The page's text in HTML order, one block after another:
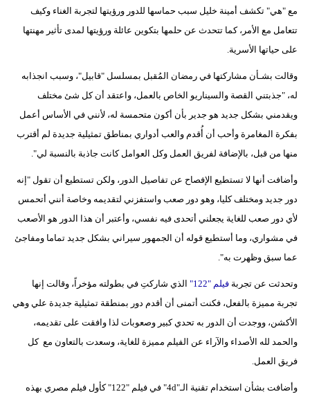
مع "هي" تكشف أمينة خليل سبب حماسها للدور ورؤيتها لتجربة الغناء وكيف
تتعامل مع الأمر، كما تتحدث عن حلمها بتكوين عائلة ورؤيتها لمدى تأثير مهنتها
على حياتها الأسرية.
وقالت بشـأن مشاركتها في رمضان المُقبل بمسلسل "قابيل"، وسبب انجذابه
له، "جذبتني القصة والسيناريو الخاص بالعمل، واعتقد أن كل شئ مختلف
ويقدمني بشكل جديد هو جدير بأن أكون متحمسة له، لأنني في الأساس أعمل
بفكرة المغامرة وأحب أن أُقدم والعب أدواري بمناطق تمثيلية جديدة لم أقترب
منها من قبل، بالإضافة لفريق العمل وكل العوامل كانت جاذبة بالنسبة لي".
وأضافت أنها لا تستطيع الإفصاح عن تفاصيل الدور، ولكن تستطيع أن تقول "إنه
دور جديد ومختلف كليا، وهو دور صعب واستفزني لتقديمه وخاصة أنني أتحمس
لأي دور صعب للغاية يجعلني أتحدى فيه نفسي، وأعتبر أن هذا الدور هو الأصعب
في مشواري، وما أستطيع قوله أن الجمهور سيراني بشكل جديد تماما ومفاجئ
عما سبق وظهرت به".
وتحدثت عن تجربةفيلم "122"
الذي شاركتِ في بطولته مؤخراً، وقالت إنها
تجربة مميزة بالفعل، فكنت أتمنى أن أقدم دور بمنطقة تمثيلية جديدة علي وهي
الأكشن، ووجدت أن الدور به تحدي كبير وصعوبات لذا وافقت على تقديمه،
والحمد لله الأصداء والآراء عن الفيلم مميزة للغاية، وسعدت بالتعاون مع كل
فريق العمل.
وأضافت بشأن استخدام تقنية الـ"4d" في فيلم "122" كأول فيلم مصري بهذه